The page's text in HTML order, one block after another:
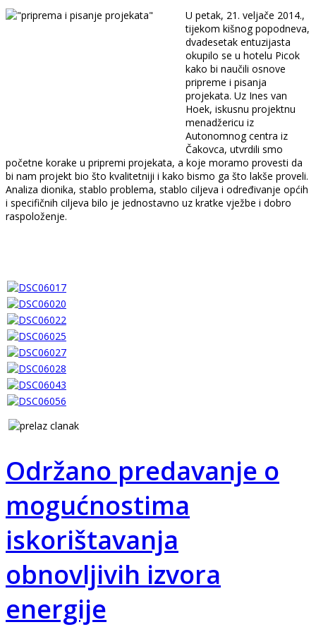
U petak, 21. veljače 2014.,
tijekom kišnog popodneva,
dvadesetak entuzijasta
okupilo se u hotelu Picok
kako bi naučili osnove
pripreme i pisanja
projekata. Uz Ines van
Hoek, iskusnu projektnu
menadžericu iz
Autonomnog centra iz
Čakovca, utvrdili smo
početne korake u pripremi projekata, a koje moramo provesti da
bi nam projekt bio što kvalitetniji i kako bismo ga što lakše proveli.
Analiza dionika, stablo problema, stablo ciljeva i određivanje općih
i specifičnih ciljeva bilo je jednostavno uz kratke vježbe i dobro
raspoloženje.
Održano predavanje o
mogućnostima
iskorištavanja
obnovljivih izvora
energije